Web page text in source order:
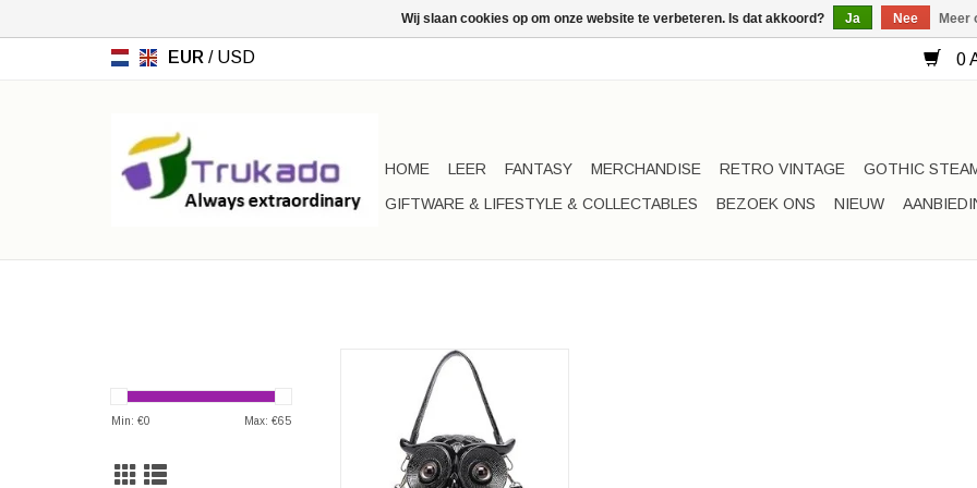
EUR / USD 0
HOME LEER FANTASY MERCHANDISE RETRO VINTAGE
GOTHIC
GIFTWARE & LIFESTYLE & COLLECTABLES
BEZOEK ONS NIEUW
Min: €0 Max: €65
Uil Handtas Uniek 3D ontwerp
Hardgevormd
Kleur: Zwart
Afmetingen: (hxbxd) ca. 27cm x
20cm x 12cm
TOEVOEGEN AAN WINKELWAGEN
Wij slaan cookies op om onze website te verbeteren. Is dat akkoord? Ja Nee Meer